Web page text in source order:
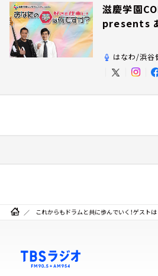
滋慶学園
presents
はなわ/浜谷
これからもドラムと共に歩んでいく！ゲスト